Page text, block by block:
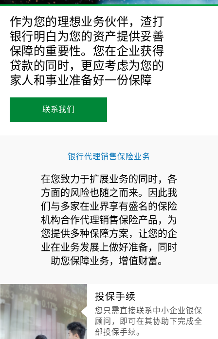
作为您的理想业务伙伴，渣打
银行明白为您的资产提供妥善
保障的重要性。您在企业获得
贷款的同时，更应考虑为您的
家人和事业准备好一份保障
联系我们
银行代理销售保险业务
在您致力于扩展业务的同时，各
方面的风险也随之而来。因此我
们与多家在业界享有盛名的保险
机构合作代理销售保险产品，为
您提供多种保障方案，让您的企
业在业务发展上做好准备，同时
助您保障业务，增值财富。
投保手续
您只需直接联系中小企业银保
顾问，即可在其协助下完成全
部投保手续。